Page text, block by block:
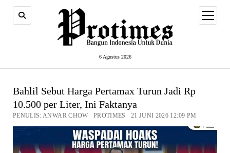
6 Agustus 2026
open
menu
Bahlil Sebut Harga Pertamax Turun Jadi Rp
10.500 per Liter, Ini Faktanya
PENULIS: ANWAR CHOW PROTIMES 21 JUNI 2026 12:09 PM